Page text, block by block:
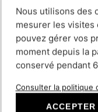
N°72 – Faire-
château
Cendrillon
2,80€
Découvrir
Nous utilisons des
mesurer les visites
pouvez gérer vos
moment depuis la
conservé pendant
Consulter la politique